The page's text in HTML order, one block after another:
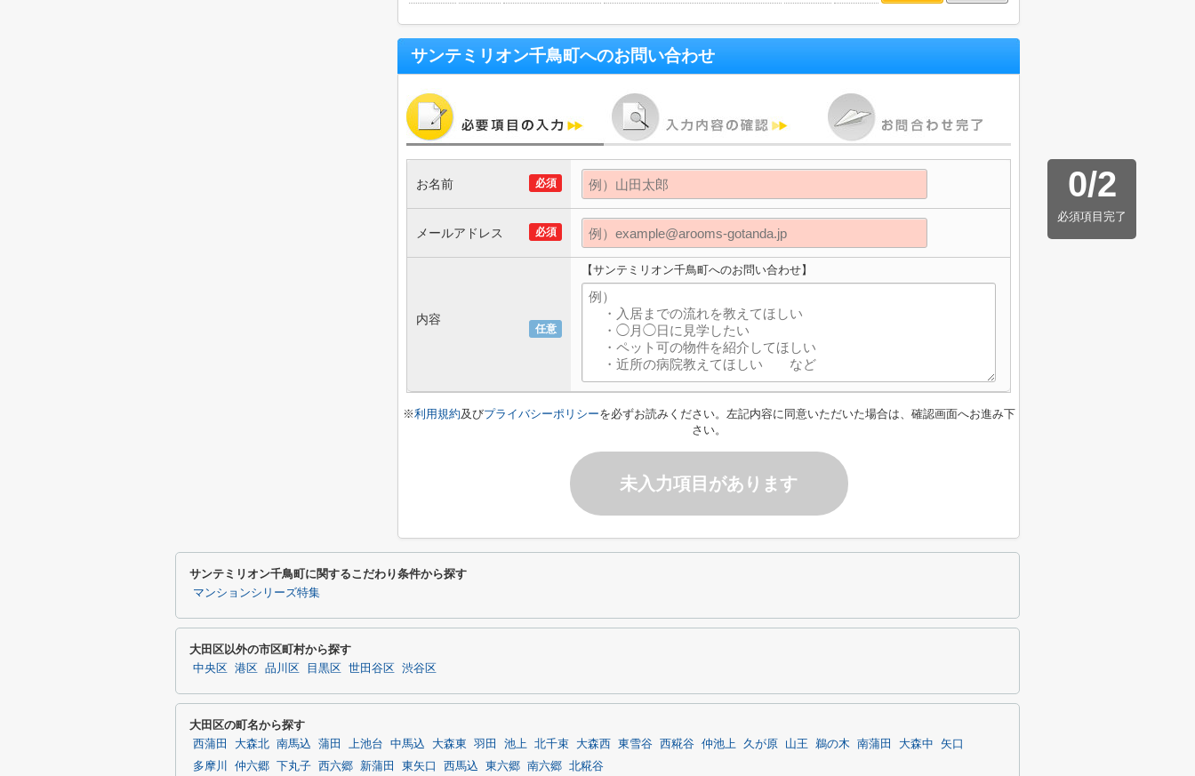
サンテミリオン千鳥町へのお問い合わせ
0/2
必須項目完了
必須
お名前
必須
メールアドレス
任意
内容
【サンテミリオン千鳥町へのお問い合わせ】
※利用規約及びプライバシーポリシーを必ずお読みください。左記内容に同意いただいた場合は、確認画面へお進み下
さい。
未入力項目があります
サンテミリオン千鳥町に関するこだわり条件から探す
マンションシリーズ特集
大田区以外の市区町村から探す
中央区 港区 品川区 目黒区 世田谷区 渋谷区
大田区の町名から探す
西蒲田 大森北 南馬込 蒲田 上池台 中馬込 大森東 羽田 池上 北千束 大森西 東雪谷 西糀谷 仲池上 久が原 山王 鵜の木 南蒲田 大森中
矢口
多摩川
仲六郷 下丸子 西六郷 新蒲田 東矢口 西馬込 東六郷 南六郷 北糀谷